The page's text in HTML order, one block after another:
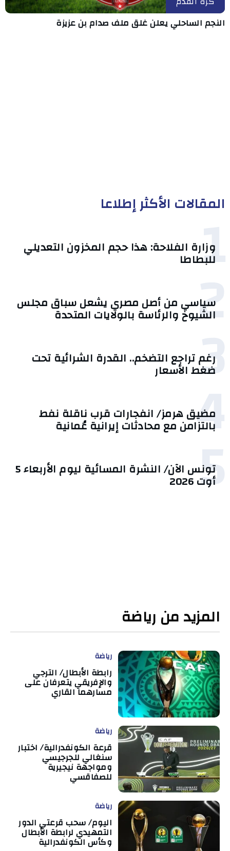
النجم الساحلي يعلن غلق ملف صدام بن عزيزة
المقالات الأكثر إطلاعا
1
وزارة الفلاحة: هذا حجم المخزون التعديلي
للبطاطا
2
سياسي من أصل مصري يشعل سباق مجلس
الشيوخ والرئاسة بالولايات المتحدة
3
رغم تراجع التضخم.. القدرة الشرائية تحت
ضغط الأسعار
4
مضيق هرمز/ انفجارات قرب ناقلة نفط
بالتزامن مع محادثات إيرانية عُمانية
5 تونس الآن/ النشرة المسائية ليوم الأربعاء 5
أوت 2026
المزيد من رياضة
رياضة
رابطة الأبطال/ الترجي
والإفريقي يتعرفان على
مسارهما القاري
رياضة
قرعة الكونفدرالية/ اختبار
سنغالي للجرجيسي
ومواجهة نيجيرية
للصفاقسي
رياضة
اليوم/ سحب قرعتي الدور
التمهيدي لرابطة الأبطال
وكأس الكونفدرالية